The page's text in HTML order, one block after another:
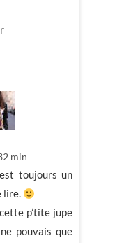
min
toujours un
lire.
p’tite jupe
pouvais que